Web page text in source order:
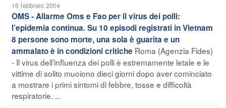
16 febbraio 2004
OMS - Allarme Oms e Fao per il virus dei polli:
l’epidemia continua. Su 10 episodi registrati in Vietnam
8 persone sono morte, una sola è guarita e un
ammalato è in condizioni critiche Roma (Agenzia Fides)
- Il virus dell’influenza dei polli è estremamente letale e le
vittime di solito muoiono dieci giorni dopo aver cominciato
a mostrare i primi sintomi di febbre, tosse e difficoltà
respiratorie. ...